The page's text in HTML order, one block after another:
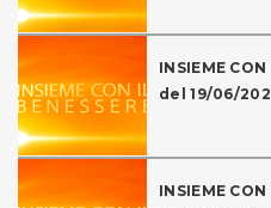
INSIEME CON
del 19/06/
INSIEME CON